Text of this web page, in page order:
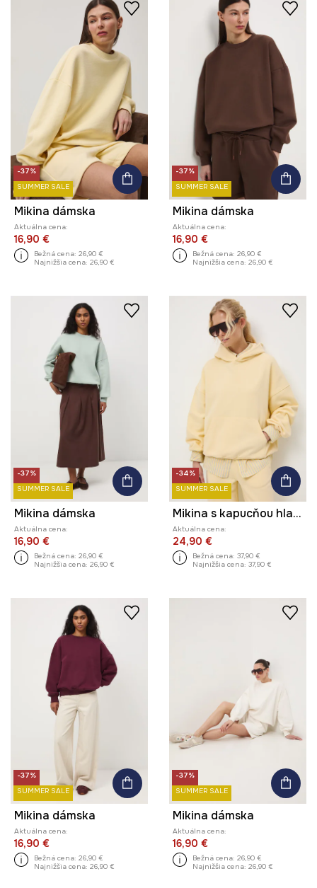
-37%
SUMMER SALE
Mikina dámska
Aktuálna cena:
16,90 €
Bežná cena: 26,90 €
Najnižšia cena: 26,90 €
-37%
SUMMER SALE
Mikina dámska
Aktuálna cena:
16,90 €
Bežná cena: 26,90 €
Najnižšia cena: 26,90 €
-37%
SUMMER SALE
Mikina dámska
Aktuálna cena:
16,90 €
Bežná cena: 26,90 €
Najnižšia cena: 26,90 €
-34%
SUMMER SALE
Mikina s kapucňou hladká
Aktuálna cena:
24,90 €
Bežná cena: 37,90 €
Najnižšia cena: 37,90 €
-37%
SUMMER SALE
Mikina dámska
Aktuálna cena:
16,90 €
Bežná cena: 26,90 €
Najnižšia cena: 26,90 €
-37%
SUMMER SALE
Mikina dámska
Aktuálna cena:
16,90 €
Bežná cena: 26,90 €
Najnižšia cena: 26,90 €